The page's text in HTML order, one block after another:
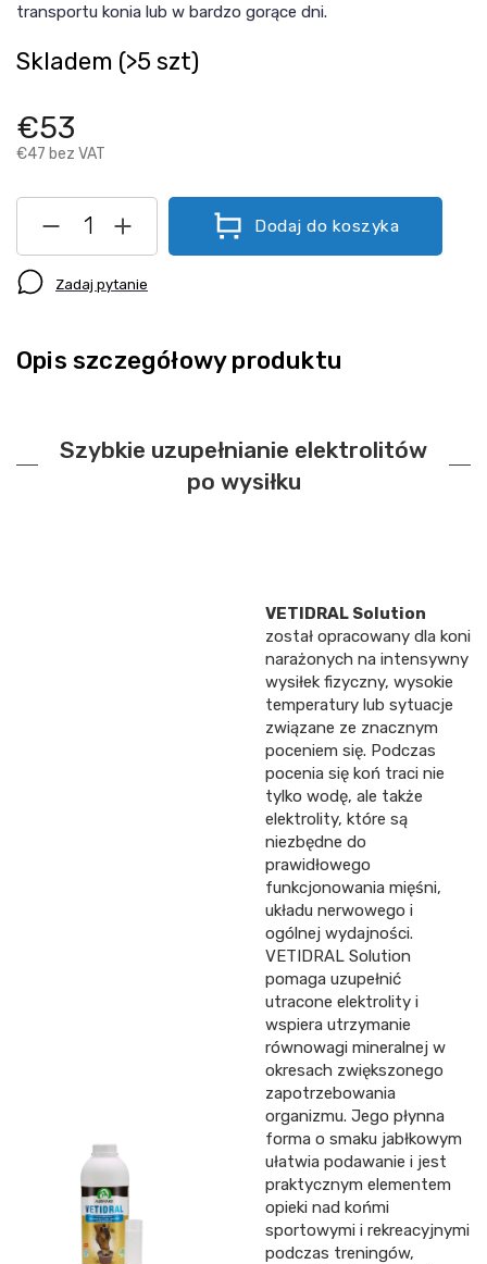
€53
€47 bez VAT
Skladem (>5 szt)
Dodaj do koszyka
transportu konia lub w bardzo gorące dni.
Zadaj pytanie
Opis szczegółowy produktu
Szybkie uzupełnianie elektrolitów
po wysiłku
VETIDRAL Solution
został opracowany dla koni
narażonych na intensywny
wysiłek fizyczny, wysokie
temperatury lub sytuacje
związane ze znacznym
poceniem się. Podczas
pocenia się koń traci nie
tylko wodę, ale także
elektrolity, które są
niezbędne do
prawidłowego
funkcjonowania mięśni,
układu nerwowego i
ogólnej wydajności.
VETIDRAL Solution
pomaga uzupełnić
utracone elektrolity i
wspiera utrzymanie
równowagi mineralnej w
okresach zwiększonego
zapotrzebowania
organizmu. Jego płynna
forma o smaku jabłkowym
ułatwia podawanie i jest
praktycznym elementem
opieki nad końmi
sportowymi i rekreacyjnymi
podczas treningów,